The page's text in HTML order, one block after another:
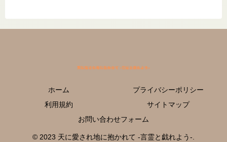
ホーム
プライバシーポリシー
利用規約
サイトマップ
お問い合わせフォーム
© 2023 天に愛され地に抱かれて -言霊と戯れよう-.